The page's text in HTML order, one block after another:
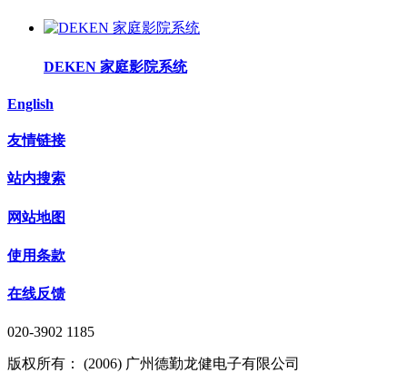
DEKEN 家庭影院系统
English
友情链接
站内搜索
网站地图
使用条款
在线反馈
020-3902 1185
版权所有： (2006) 广州德勤龙健电子有限公司